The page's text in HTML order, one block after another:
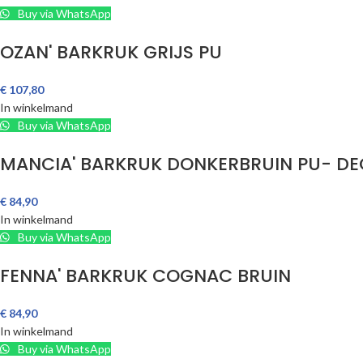
Buy via WhatsApp
OZAN' BARKRUK GRIJS PU
€ 107,80
In winkelmand
Buy via WhatsApp
MANCIA' BARKRUK DONKERBRUIN PU-
€ 84,90
In winkelmand
Buy via WhatsApp
FENNA' BARKRUK COGNAC BRUIN
€ 84,90
In winkelmand
Buy via WhatsApp